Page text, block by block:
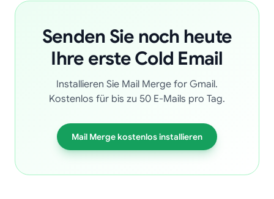
Senden Sie noch heute
Ihre erste Cold Email
Installieren Sie Mail Merge for Gmail.
Kostenlos für bis zu 50 E-Mails pro Tag.
Mail Merge kostenlos installieren